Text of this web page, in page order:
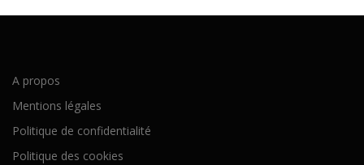
A propos
Mentions légales
Politique de confidentialité
Politique des cookies